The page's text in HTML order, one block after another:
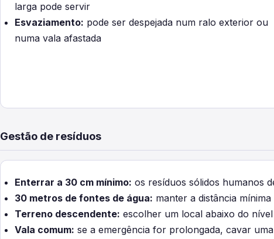
larga pode servir
Esvaziamento: pode ser despejada num ralo exterior ou
numa vala afastada
Gestão de resíduos
Enterrar a 30 cm mínimo: os resíduos sólidos humanos
30 metros de fontes de água: manter a distância
Terreno descendente: escolher um local abaixo do
Vala comum: se a emergência for prolongada, cavar